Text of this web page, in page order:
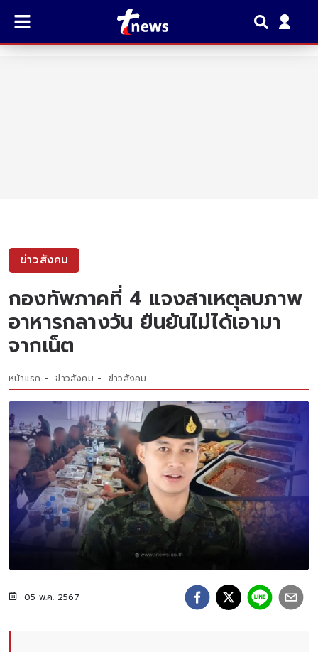
ข่าวสังคม
กองทัพภาคที่ 4 แจงสาเหตุลบภาพ
อาหารกลางวัน ยืนยันไม่ได้เอามา
จากเน็ต
หน้าแรก ข่าวสังคม ข่าวสังคม
05 พ.ค. 2567